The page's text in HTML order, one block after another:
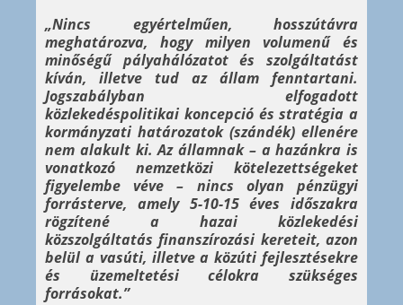
„Nincs egyértelműen, hosszútávra
meghatározva, hogy milyen volumenű és
minőségű pályahálózatot és szolgáltatást
kíván, illetve tud az állam fenntartani.
Jogszabályban elfogadott
közlekedéspolitikai koncepció és stratégia a
kormányzati határozatok (szándék) ellenére
nem alakult ki. Az államnak – a hazánkra is
vonatkozó nemzetközi kötelezettségeket
figyelembe véve – nincs olyan pénzügyi
forrásterve, amely 5-10-15 éves időszakra
rögzítené a hazai közlekedési
közszolgáltatás finanszírozási kereteit, azon
belül a vasúti, illetve a közúti fejlesztésekre
és üzemeltetési célokra szükséges
forrásokat.”